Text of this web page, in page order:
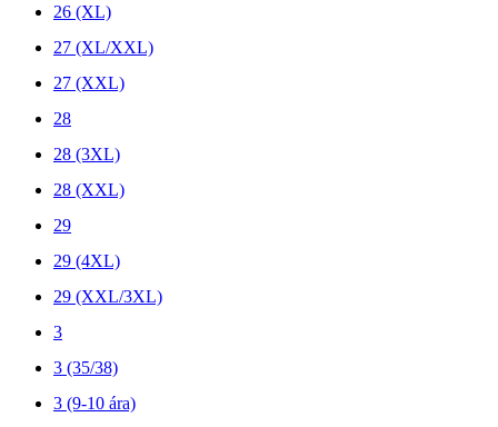
26 (XL)
27 (XL/XXL)
27 (XXL)
28
28 (3XL)
28 (XXL)
29
29 (4XL)
29 (XXL/3XL)
3
3 (35/38)
3 (9-10 ára)